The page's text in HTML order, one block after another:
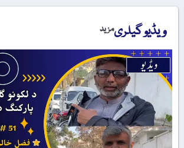
ویڈیو گیلریمزید